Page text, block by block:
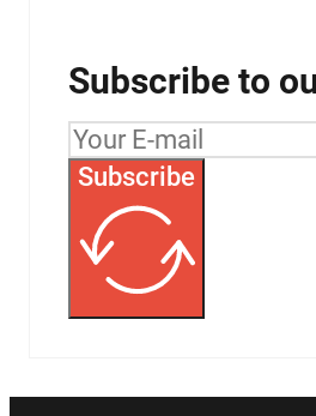
Subscribe to
Subscribe